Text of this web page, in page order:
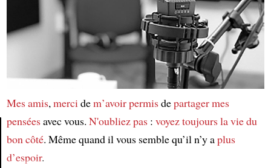
Article
Mes amis,mercidem’avoir permisdepartager mes
penséesavec vous. N'oubliez pas: voyez toujours la vie du
bon côté. Même quand il vous semble qu’il n’y aplus
d’espoir.